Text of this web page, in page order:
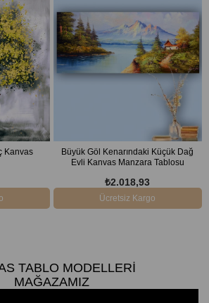
Kanvas
Büyük Göl Kenarındaki Küçük Dağ
Evli Kanvas Manzara Tablosu
₺2.018,93
Ücretsiz Kargo
TABLO MODELLERI
MAĞAZAMIZ